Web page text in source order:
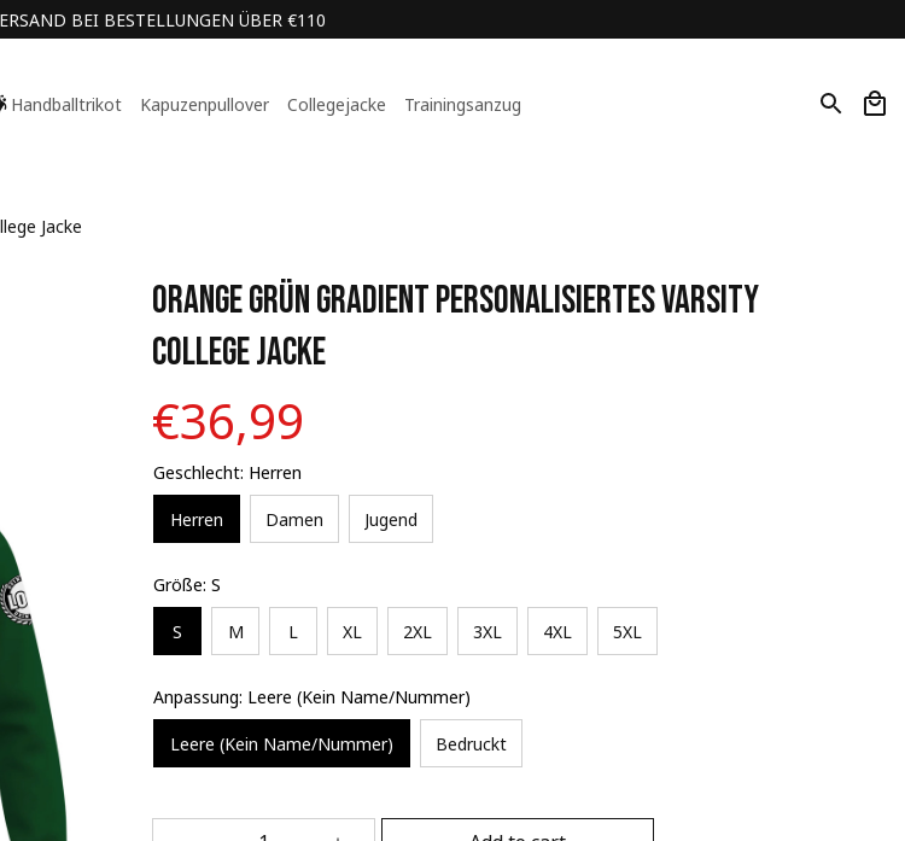
BEI BESTELLUNGEN ÜBER €110
Handballtrikot Kapuzenpullover Collegejacke Trainingsanzug
Jacke
Orange Grün Gradient Personalisiertes Varsity
College Jacke
€36,99
Geschlecht: Herren
Herren Damen Jugend
Größe: S
S M L XL 2XL 3XL 4XL 5XL
Anpassung: Leere (Kein Name/Nummer)
Leere (Kein Name/Nummer) Bedruckt